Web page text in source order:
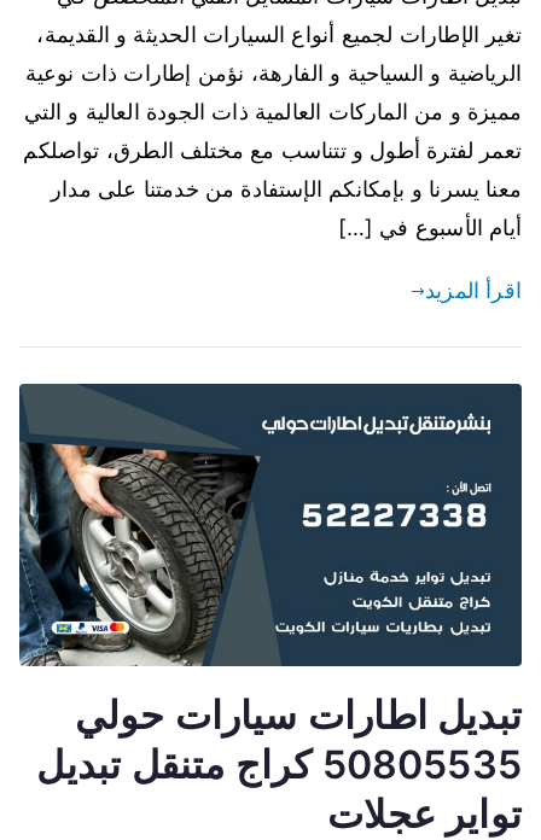
تغير الإطارات لجميع أنواع السيارات الحديثة و القديمة،
الرياضية و السياحية و الفارهة، نؤمن إطارات ذات نوعية
مميزة و من الماركات العالمية ذات الجودة العالية و التي
تعمر لفترة أطول و تتناسب مع مختلف الطرق، تواصلكم
معنا يسرنا و بإمكانكم الإستفادة من خدمتنا على مدار
أيام الأسبوع في […]
اقرأ المزيد
تبديل اطارات سيارات حولي
50805535 كراج متنقل تبديل
تواير عجلات